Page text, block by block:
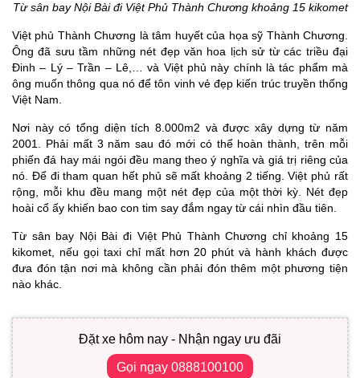
Từ sân bay Nội Bài đi Việt Phủ Thành Chương khoảng 15 kikomet
Việt phủ Thành Chương là tâm huyết của họa sỹ Thành Chương.
Ông đã sưu tầm những nét đẹp văn hoa lịch sử từ các triều đại
Đinh – Lý – Trần – Lê,… và Việt phủ này chính là tác phẩm mà
ông muốn thông qua nó để tôn vinh vẻ đẹp kiến trúc truyền thống
Việt Nam.
Nơi này có tổng diện tích 8.000m2 và được xây dựng từ năm
2001. Phải mất 3 năm sau đó mới có thể hoàn thành, trên mỗi
phiến đá hay mái ngói đều mang theo ý nghĩa và giá trị riêng của
nó. Để đi tham quan hết phủ sẽ mất khoảng 2 tiếng. Việt phủ rất
rộng, mỗi khu đều mang một nét đẹp của một thời kỳ. Nét đẹp
hoài cổ ấy khiến bao con tim say đắm ngay từ cái nhìn đầu tiên.
Từ sân bay Nội Bài đi Việt Phủ Thành Chương chỉ khoảng 15
kikomet, nếu gọi taxi chỉ mất hơn 20 phút và hành khách được
đưa đón tận nơi mà không cần phải đón thêm một phương tiện
nào khác.
Đặt xe hôm nay - Nhận ngay ưu đãi
Gọi ngay 0888100100